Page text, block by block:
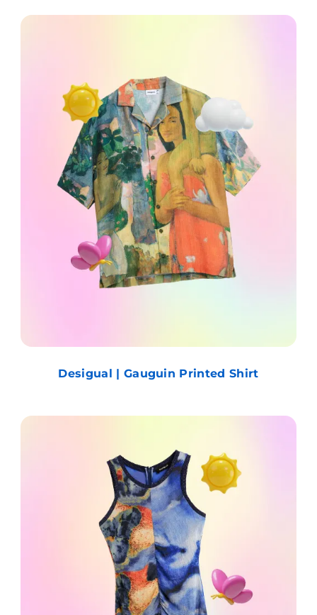
Desigual | Gauguin Printed Shirt